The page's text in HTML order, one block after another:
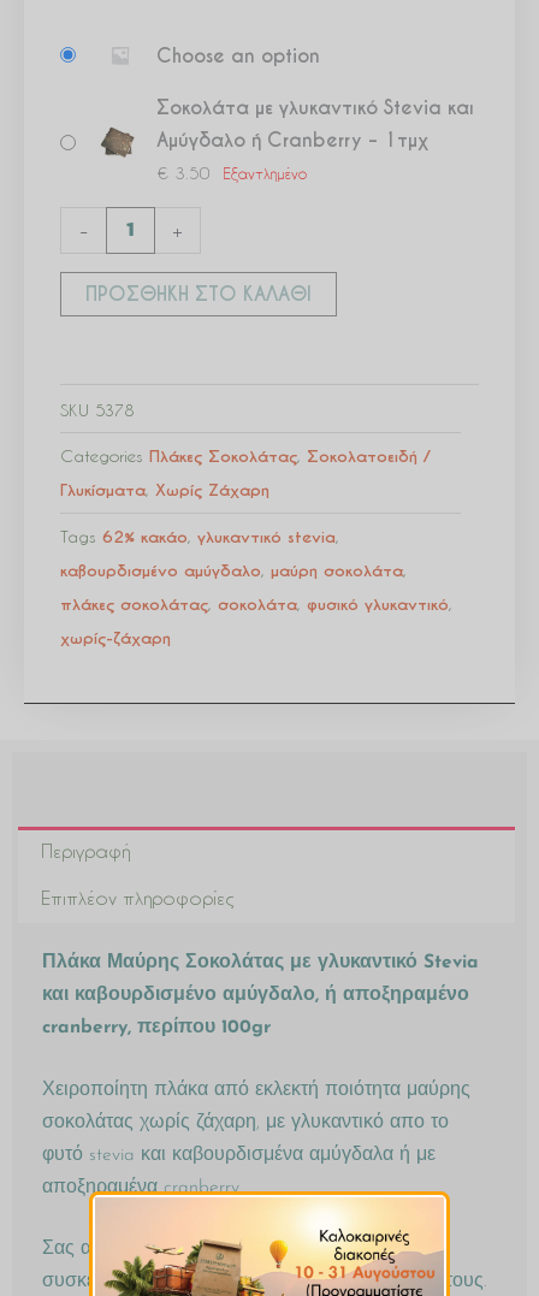
Choose an option
Σοκολάτα με γλυκαντικό Stevia και
Αμύγδαλο ή Cranberry – 1τμχ
€ 3.50 Εξαντλημένο
-
με
Stevia
ποσότητα
+
ΠΡΟΣΘΉΚΗ ΣΤΟ ΚΑΛΆΘΙ
SKU 5378
Categories Πλάκες Σοκολάτας Σοκολατοειδή /
Γλυκίσματα Χωρίς Ζάχαρη
Tags 62% κακάο γλυκαντικό stevia
καβουρδισμένο αμύγδαλο μαύρη σοκολάτα
πλάκες σοκολάτας σοκολάτα φυσικό γλυκαντικό
χωρίς-ζάχαρη
Περιγραφή
Επιπλέον πληροφορίες
Πλάκα Μαύρης Σοκολάτας με γλυκαντικό Stevia
και καβουρδισμένο αμύγδαλο, ή αποξηραμένο
cranberry, περίπου 100gr
Χειροποίητη πλάκα από εκλεκτή ποιότητα μαύρης
σοκολάτας χωρίς ζάχαρη, με γλυκαντικό απο το
φυτό stevia και καβουρδισμένα αμύγδαλα ή με
αποξηραμένα cranberry
Σας αποστέλλουμε τις σοκολάτες μας σε ειδική
συσκευασία για την διατήρηση της φρεσκάδας τους.